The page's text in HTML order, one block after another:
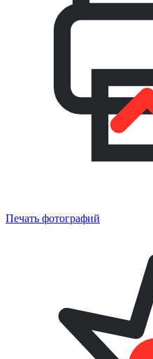
Печать фотографий